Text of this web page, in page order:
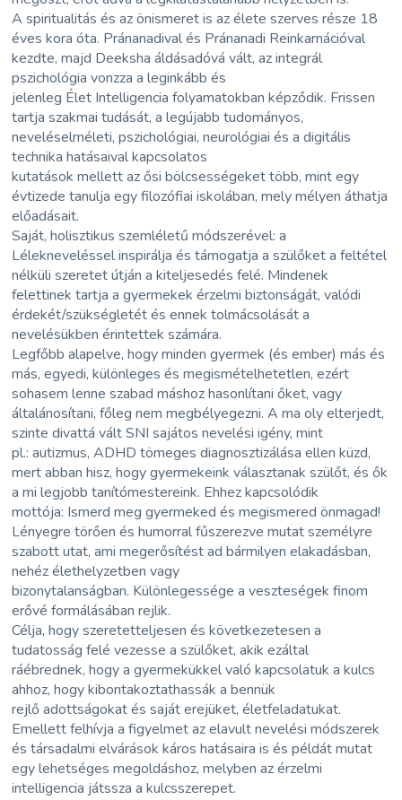
A spiritualitás és az önismeret is az élete szerves része 18
éves kora óta. Pránanadival és Pránanadi Reinkarnációval
kezdte, majd Deeksha áldásadóvá vált, az integrál
pszichológia vonzza a leginkább és
jelenleg Élet Intelligencia folyamatokban képződik. Frissen
tartja szakmai tudását, a legújabb tudományos,
neveléselméleti, pszichológiai, neurológiai és a digitális
technika hatásaival kapcsolatos
kutatások mellett az ősi bölcsességeket több, mint egy
évtizede tanulja egy filozófiai iskolában, mely mélyen áthatja
előadásait.
Saját, holisztikus szemléletű módszerével: a
Lélekneveléssel inspirálja és támogatja a szülőket a feltétel
nélküli szeretet útján a kiteljesedés felé. Mindenek
felettinek tartja a gyermekek érzelmi biztonságát, valódi
érdekét/szükségletét és ennek tolmácsolását a
nevelésükben érintettek számára.
Legfőbb alapelve, hogy minden gyermek (és ember) más és
más, egyedi, különleges és megismételhetetlen, ezért
sohasem lenne szabad máshoz hasonlítani őket, vagy
általánosítani, főleg nem megbélyegezni. A ma oly elterjedt,
szinte divattá vált SNI sajátos nevelési igény, mint
pl.: autizmus, ADHD tömeges diagnosztizálása ellen küzd,
mert abban hisz, hogy gyermekeink választanak szülőt, és ők
a mi legjobb tanítómestereink. Ehhez kapcsolódik
mottója: Ismerd meg gyermeked és megismered önmagad!
Lényegre törően és humorral fűszerezve mutat személyre
szabott utat, ami megerősítést ad bármilyen elakadásban,
nehéz élethelyzetben vagy
bizonytalanságban. Különlegessége a veszteségek finom
erővé formálásában rejlik.
Célja, hogy szeretetteljesen és következetesen a
tudatosság felé vezesse a szülőket, akik ezáltal
ráébrednek, hogy a gyermekükkel való kapcsolatuk a kulcs
ahhoz, hogy kibontakoztathassák a bennük
rejlő adottságokat és saját erejüket, életfeladatukat.
Emellett felhívja a figyelmet az elavult nevelési módszerek
és társadalmi elvárások káros hatásaira is és példát mutat
egy lehetséges megoldáshoz, melyben az érzelmi
intelligencia játssza a kulcsszerepet.